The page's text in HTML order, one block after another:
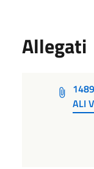
Allegati
ALI